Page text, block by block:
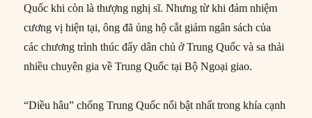
Quốc khi còn là thượng nghị sĩ. Nhưng từ khi đảm nhiệm
cương vị hiện tại, ông đã ủng hộ cắt giảm ngân sách của
các chương trình thúc đẩy dân chủ ở Trung Quốc và sa thải
nhiều chuyên gia về Trung Quốc tại Bộ Ngoại giao.
“Diều hâu” chống Trung Quốc nổi bật nhất trong khía cạnh